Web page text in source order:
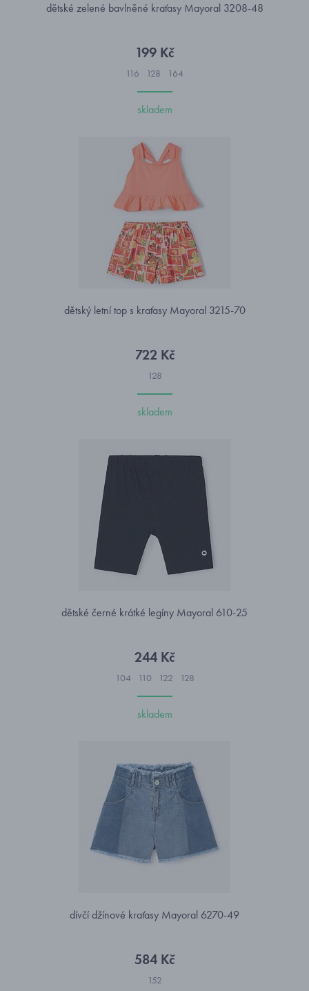
dětské zelené bavlněné kraťasy Mayoral 3208-48
199 Kč
116 128 164
skladem
dětský letní top s kraťasy Mayoral 3215-70
722 Kč
128
skladem
dětské černé krátké legíny Mayoral 610-25
244 Kč
104 110 122 128
skladem
dívčí džínové kraťasy Mayoral 6270-49
584 Kč
152